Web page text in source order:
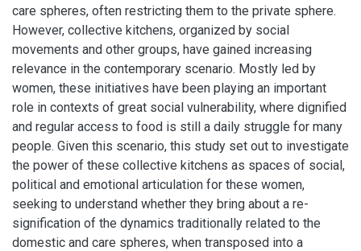
care spheres, often restricting them to the private sphere.
However, collective kitchens, organized by social
movements and other groups, have gained increasing
relevance in the contemporary scenario. Mostly led by
women, these initiatives have been playing an important
role in contexts of great social vulnerability, where dignified
and regular access to food is still a daily struggle for many
people. Given this scenario, this study set out to investigate
the power of these collective kitchens as spaces of social,
political and emotional articulation for these women,
seeking to understand whether they bring about a re-
signification of the dynamics traditionally related to the
domestic and care spheres, when transposed into a